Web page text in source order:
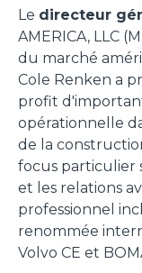
Le directeur
AMERICA, LLC
du marché
Cole Renken a
profit
opérationnelle
de la
focus particulier
et les relations
professionnel
renommée
Volvo CE et